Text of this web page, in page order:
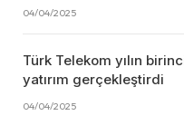
04/04/2025
Türk Telekom yılın
yatırım gerçekleştirdi
04/04/2025